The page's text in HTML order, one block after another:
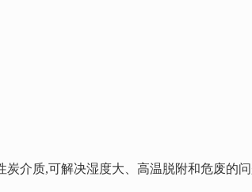
介质,可解决湿度大、高温脱附和危废的问